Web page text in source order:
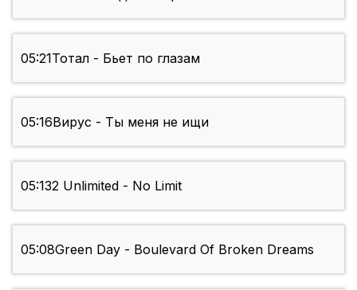
05:21Тотал - Бьет по глазам
05:16Вирус - Ты меня не ищи
05:132 Unlimited - No Limit
05:08Green Day - Boulevard Of Broken Dreams